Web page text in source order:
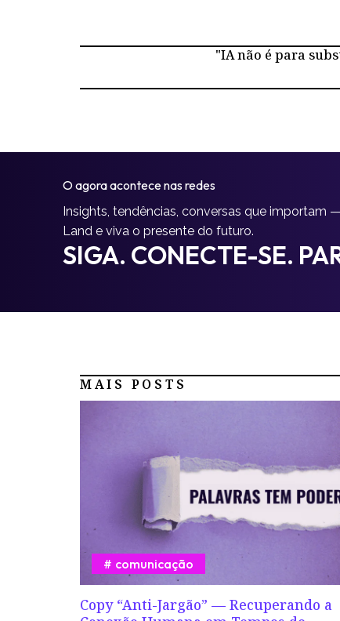
"IA não é para
O agora acontece nas redes
Insights, tendências, conversas que importam
Land e viva o presente do futuro.
SIGA. CONECTE-SE.
MAIS POSTS
Copy “Anti-Jargão” — Recuperando a
comunicação